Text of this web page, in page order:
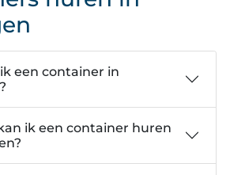
een container in
ik een container huren